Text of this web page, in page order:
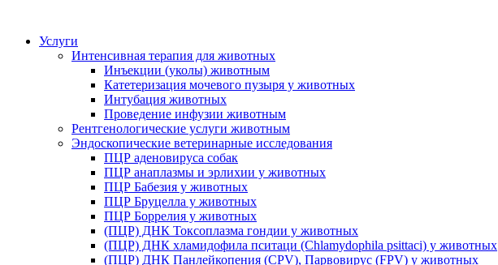
Услуги
Интенсивная терапия для животных
Инъекции (уколы) животным
Катетеризация мочевого пузыря у животных
Интубация животных
Проведение инфузии животным
Рентгенологические услуги животным
Эндоскопические ветеринарные исследования
ПЦР аденовируса собак
ПЦР анаплазмы и эрлихии у животных
ПЦР Бабезия у животных
ПЦР Бруцелла у животных
ПЦР Боррелия у животных
(ПЦР) ДНК Токсоплазма гондии у животных
(ПЦР) ДНК хламидофила пситаци (Chlamydophila psittaci) у животных
(ПЦР) ДНК Панлейкопения (CPV), Парвовирус (FPV) у животных